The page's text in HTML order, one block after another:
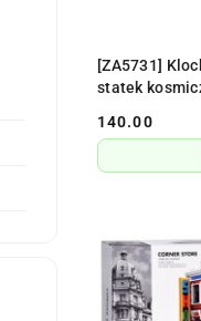
[ZA5731]
statek
Cena:
140.00